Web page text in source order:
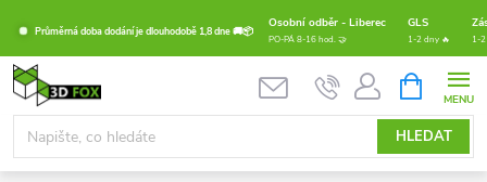
obsah
Průměrná doba dodání je dlouhodobě 1,8 dne 🚚📦
Osobní odběr - Liberec GLS
PO-PÁ 8-16 hod. 🤝 1-2 dny 🔥 1-
HLEDAT
NÁKUPNÍ
KOŠÍK